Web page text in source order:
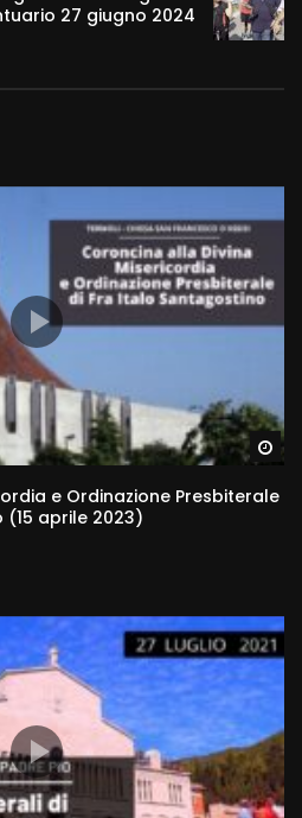
27 giugno 2024
e Ordinazione Presbiterale
aprile 2023)